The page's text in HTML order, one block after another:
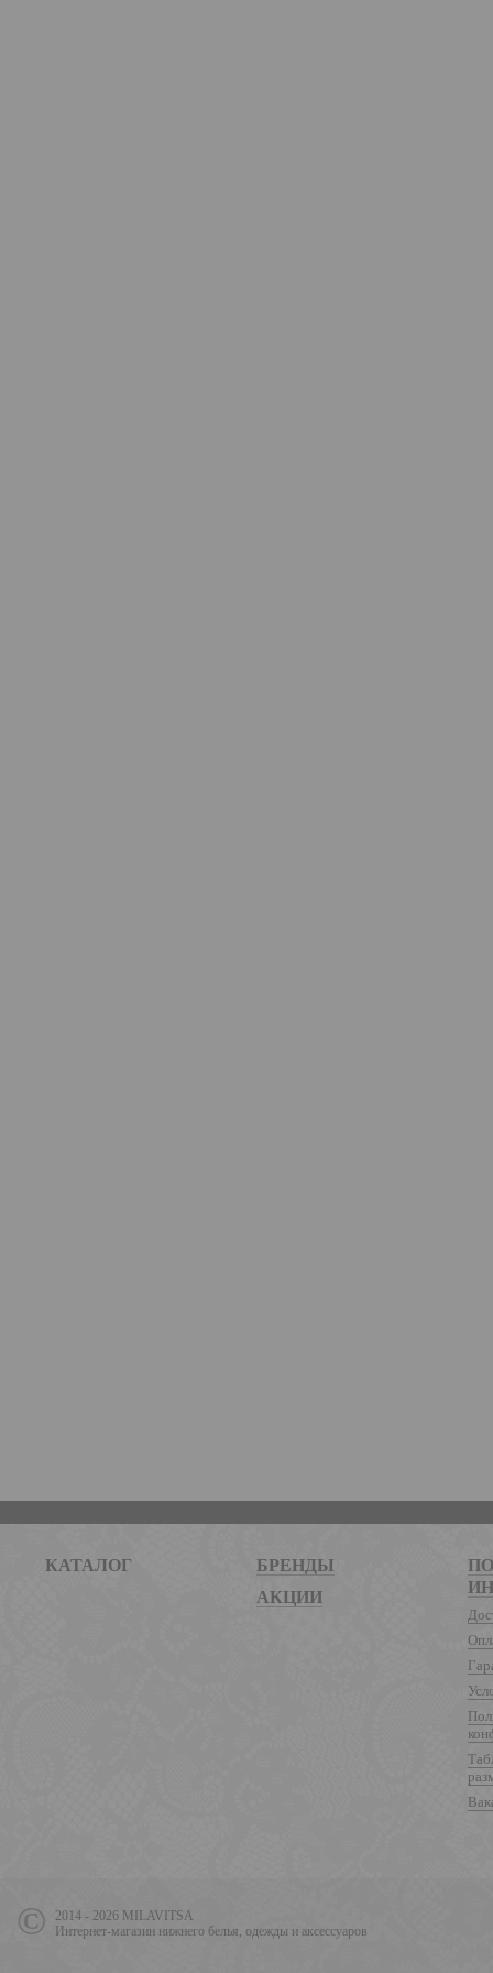
КАТАЛОГ
БРЕНДЫ
АКЦИИ
2014 - 2026 MILAVITSA
Интернет-магазин нижнего белья, одежды и аксессуаров